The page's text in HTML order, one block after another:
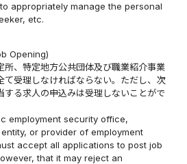
appropriately manage the personal
etc.
Opening)
所、特定地方公共団体及び職業紹介事業
て受理しなければならない。ただし、次
する求人の申込みは受理しないことがで
employment security office,
or provider of employment
accept all applications to post job
that it may reject an